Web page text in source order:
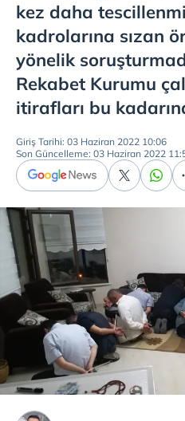
kez daha
kadrolarına sızan
yönelik
Rekabet Kurumu
itirafları bu
Giriş Tarihi: 03 Haziran 2022 10:06
Son Güncelleme: 03 Haziran 2022